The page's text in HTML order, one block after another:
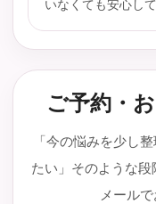
いなくても安心し
ご予約・
「今の悩みを少し
たい」そのような
メール